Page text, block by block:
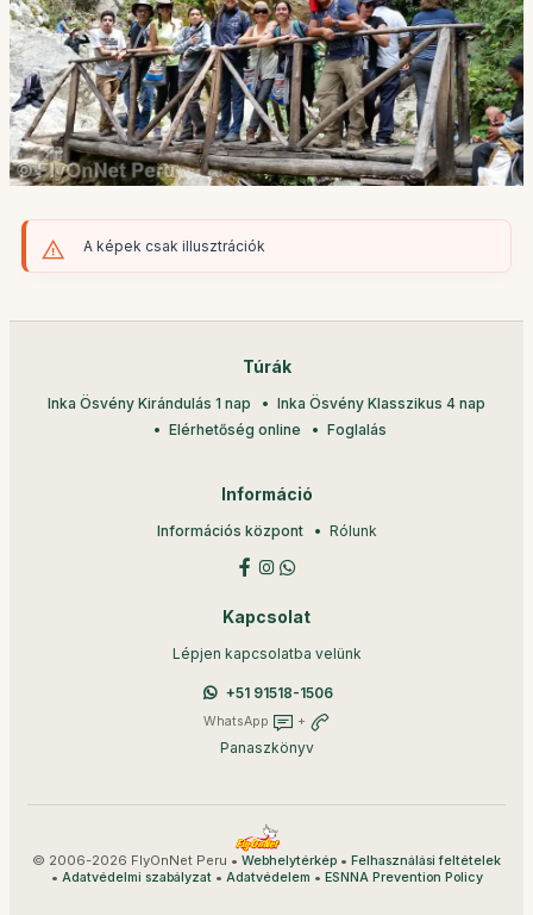
A képek csak illusztrációk
Túrák
Inka Ösvény Kirándulás 1 nap
Inka Ösvény Klasszikus 4 nap
Elérhetőség online
Foglalás
Információ
Információs központ Rólunk
Kapcsolat
Lépjen kapcsolatba velünk
+51 91518-1506
WhatsApp +
Panaszkönyv
© 2006-2026 FlyOnNet Peru • Webhelytérkép • Felhasználási feltételek
• Adatvédelmi szabályzat• Adatvédelem • ESNNA Prevention Policy